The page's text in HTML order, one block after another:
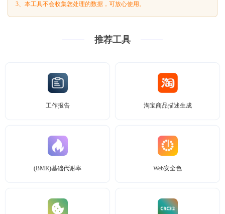
3、本工具不会收集您处理的数据，可放心使用。
推荐工具
工作报告 淘宝商品描述生成
(BMR)基础代谢率 Web安全色